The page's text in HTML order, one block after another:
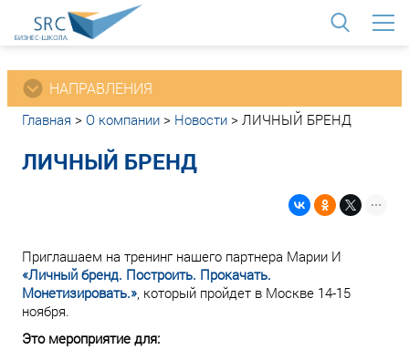
НАПРАВЛЕНИЯ
Главная > О компании > Новости > ЛИЧНЫЙ БРЕНД
ЛИЧНЫЙ БРЕНД
Приглашаем на тренинг нашего партнера Марии И
«Личный бренд. Построить. Прокачать.
Монетизировать.», который пройдет в Москве 14-15
ноября.
Это мероприятие для: